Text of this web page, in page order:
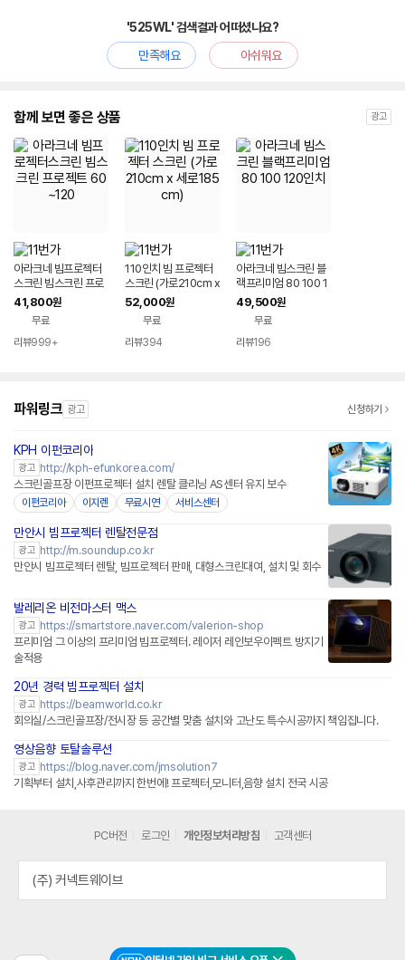
'525WL' 검색결과 어떠셨나요?
만족해요
아쉬워요
함께 보면 좋은 상품 광고
아라크네 빔프로젝터
스크린 빔스크린 프로
젝트 60~120
41,800원
무료
리뷰999+
110인치 빔 프로젝터
스크린 (가로210cm x
세로185cm)
52,000원
무료
리뷰394
아라크네 빔스크린 블
랙프리미엄 80 100 1
20인치
49,500원
무료
리뷰196
파워링크 광고 신청하기
KPH 이펀코리아
광고 http://kph-efunkorea.com/
스크린골프장 이펀프로젝터 설치 렌탈 클리닝 AS센터 유지 보수
이펀코리아 이지렌 무료시연 서비스센터
만안시 빔프로젝터 렌탈전문점
광고 http://m.soundup.co.kr
만안시 빔프로젝터 렌탈, 빔프로젝터 판매, 대형스크린대여, 설치 및 회수
발레리온 비전마스터 맥스
광고 https://smartstore.naver.com/valerion-shop
프리미엄 그 이상의 프리미엄 빔프로젝터. 레이저 레인보우이펙트 방지기
술적용
20년 경력 빔프로젝터 설치
광고 https://beamworld.co.kr
회의실/스크린골프장/전시장 등 공간별 맞춤 설치와 고난도 특수시공까지 책임집니다.
영상음향 토탈솔루션
광고 https://blog.naver.com/jmsolution7
기획부터 설치,사후관리까지 한번에! 프로젝터,모니터,음향 설치 전국 시공
PC버전 로그인 개인정보처리방침 고객센터
(주) 커넥트웨이브